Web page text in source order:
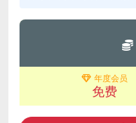
年度会员
免费